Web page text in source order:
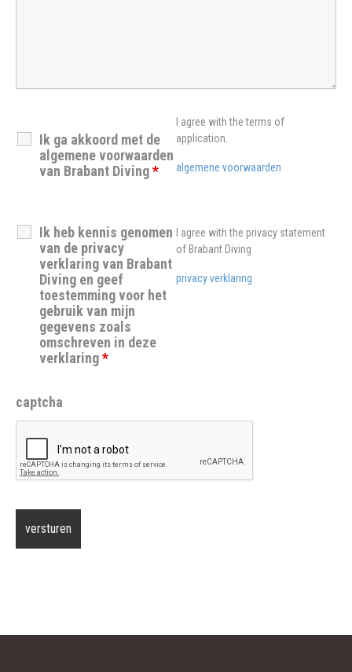
Ik ga akkoord met de
algemene voorwaarden
van Brabant Diving*
I agree with the terms of
application.
algemene voorwaarden
Ik heb kennis genomen
van de privacy
verklaring van Brabant
Diving en geef
toestemming voor het
gebruik van mijn
gegevens zoals
omschreven in deze
verklaring*
I agree with the privacy statement
of Brabant Diving
privacy verklaring
captcha